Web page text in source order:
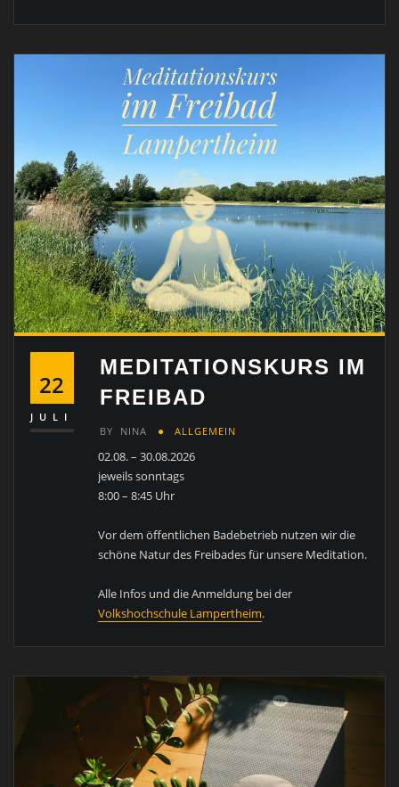
22
JULI
MEDITATIONSKURS IM
FREIBAD
BY NINA ALLGEMEIN
02.08. – 30.08.2026
jeweils sonntags
8:00 – 8:45 Uhr
Vor dem öffentlichen Badebetrieb nutzen wir die
schöne Natur des Freibades für unsere Meditation.
Alle Infos und die Anmeldung bei der
Volkshochschule Lampertheim.